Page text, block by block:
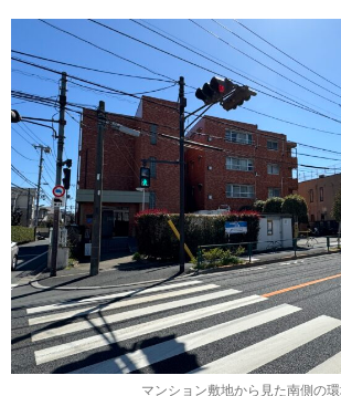
マンション敷地から見た南側の